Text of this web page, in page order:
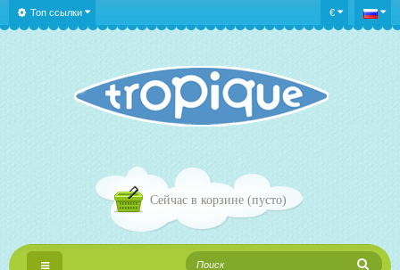
€
Топ ссылки
Сейчас в корзине (пусто)
Переключить